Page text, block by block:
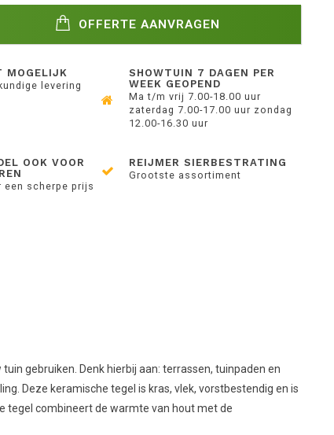
OFFERTE AANVRAGEN
MOGELIJK
levering
SHOWTUIN 7 DAGEN PER
WEEK GEOPEND
Ma t/m vrij 7.00-18.00 uur
zaterdag 7.00-17.00 uur zondag
12.00-16.30 uur
OOK VOOR
scherpe prijs
REIJMER SIERBESTRATING
Grootste assortiment
gebruiken. Denk hierbij aan: terrassen, tuinpaden en
Deze keramische tegel is kras, vlek, vorstbestendig en is
tegel combineert de warmte van hout met de